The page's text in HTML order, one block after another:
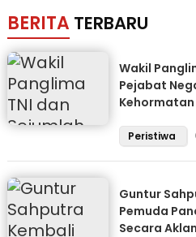
BERITA TERBARU
Wakil
Pejabat
Peristiwa
Guntur
Pemuda
Secara